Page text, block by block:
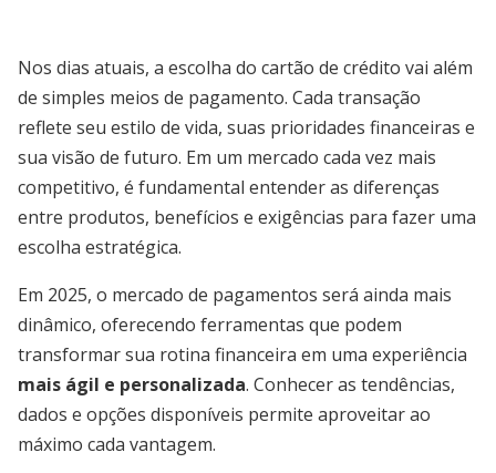
Nos dias atuais, a escolha do cartão de crédito vai além
de simples meios de pagamento. Cada transação
reflete seu estilo de vida, suas prioridades financeiras e
sua visão de futuro. Em um mercado cada vez mais
competitivo, é fundamental entender as diferenças
entre produtos, benefícios e exigências para fazer uma
escolha estratégica.
Em 2025, o mercado de pagamentos será ainda mais
dinâmico, oferecendo ferramentas que podem
transformar sua rotina financeira em uma experiência
mais ágil e personalizada. Conhecer as tendências,
dados e opções disponíveis permite aproveitar ao
máximo cada vantagem.